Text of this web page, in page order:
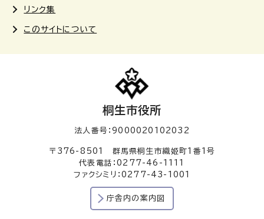
リンク集
このサイトについて
桐生市役所
法人番号：9000020102032
〒376-8501 群馬県桐生市織姫町1番1号
代表電話：0277-46-1111
ファクシミリ：0277-43-1001
庁舎内の案内図